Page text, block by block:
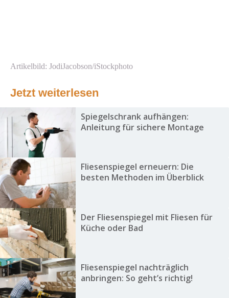
Artikelbild: JodiJacobson/iStockphoto
Jetzt weiterlesen
Spiegelschrank aufhängen:
Anleitung für sichere Montage
Fliesenspiegel erneuern: Die
besten Methoden im Überblick
Der Fliesenspiegel mit Fliesen für
Küche oder Bad
Fliesenspiegel nachträglich
anbringen: So geht’s richtig!